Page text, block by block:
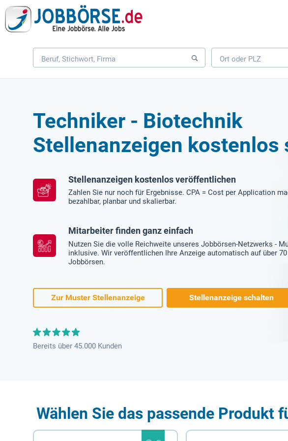
Techniker - Biotechnik
Stellenanzeigen kostenlos
Stellenanzeigen kostenlos veröffentlichen
Zahlen Sie nur noch für Ergebnisse. CPA = Cost per Application
bezahlbar, planbar und skalierbar.
Mitarbeiter finden ganz einfach
Nutzen Sie die volle Reichweite unseres Jobbörsen-Netzwerks -
inklusive. Wir veröffentlichen Ihre Anzeige automatisch auf über
Jobbörsen.
Zur Muster Stellenanzeige Stellenanzeige schalten
Bereits über 45.000 Kunden
Wählen Sie das passende Produkt